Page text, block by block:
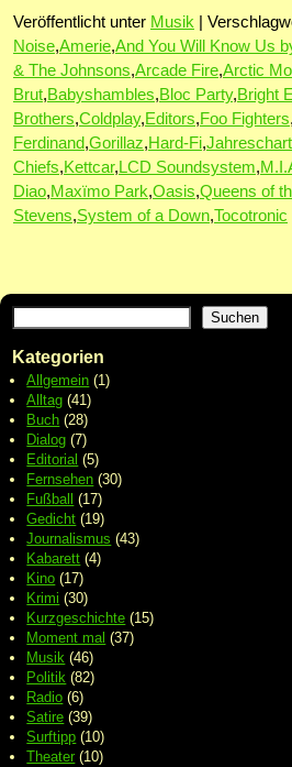
Veröffentlicht unter Musik
Noise,Amerie,And You Will Know Us
& The Johnsons,Arcade Fire,Arctic
Brut,Babyshambles,Bloc Party,Bright
Brothers,Coldplay,Editors,Foo Fighters,
Ferdinand,Gorillaz,Hard-Fi,
Chiefs,Kettcar, LCD Soundsystem,
Diao,Maxïmo Park,Oasis,Queens of
Stevens,System of a Down,Tocotronic
Suchen
Kategorien
Allgemein (1)
Alltag (41)
Buch (28)
Dialog (7)
Editorial (5)
Fernsehen (30)
Fußball (17)
Gedicht (19)
Journalismus (43)
Kabarett (4)
Kino (17)
Krimi (30)
Kurzgeschichte (15)
Moment mal (37)
Musik (46)
Politik (82)
Radio (6)
Satire (39)
Surftipp (10)
Theater (10)